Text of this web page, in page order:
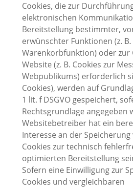
Cookies, die zur
elektronischen
Bereitstellung bestimmter,
erwünschter Funktionen (z.
Warenkorbfunktion) oder
Website (z. B. Cookies zur
Webpublikums) erforderlich
Cookies), werden auf
1 lit. f DSGVO gespeichert,
Rechtsgrundlage angegeben
Websitebetreiber hat ein
Interesse an der
Cookies zur technisch
optimierten Bereitstellung
Sofern eine Einwilligung zur
Cookies und vergleichbaren